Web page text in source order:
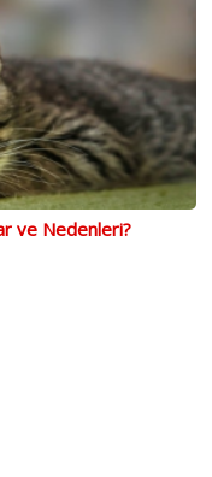
ve Nedenleri?